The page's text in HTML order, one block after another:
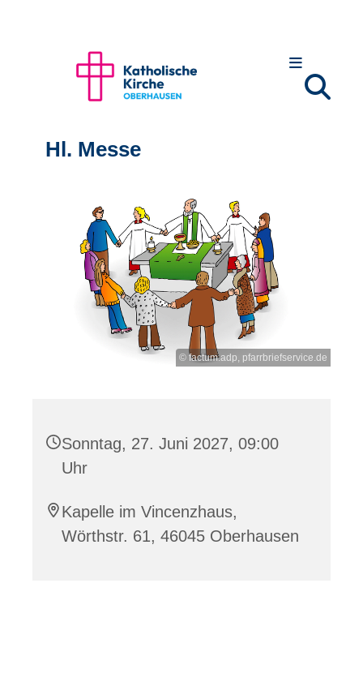
Hl. Messe
© factum.adp, pfarrbriefservice.de
Sonntag, 27. Juni 2027, 09:00
Uhr
Kapelle im Vincenzhaus,
Wörthstr. 61, 46045 Oberhausen